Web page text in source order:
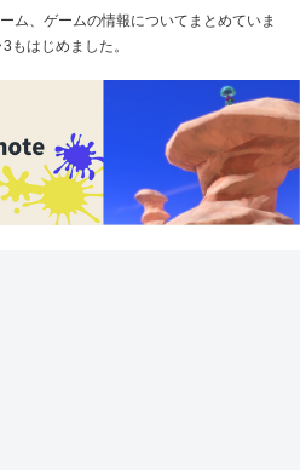
ム、ゲームの情報についてまとめていま
もはじめました。